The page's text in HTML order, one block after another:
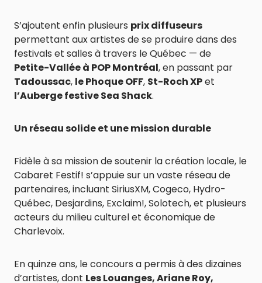
S’ajoutent enfin plusieurs prix diffuseurs
permettant aux artistes de se produire dans des
festivals et salles à travers le Québec — de
Petite-Vallée à POP Montréal, en passant par
Tadoussac, le Phoque OFF, St-Roch XPet
l’Auberge festive Sea Shack.
Un réseau solide et une mission durable
Fidèle à sa mission de soutenir la création locale, le
Cabaret Festif! s’appuie sur un vaste réseau de
partenaires, incluant SiriusXM, Cogeco, Hydro-
Québec, Desjardins, Exclaim!, Solotech, et plusieurs
acteurs du milieu culturel et économique de
Charlevoix.
En quinze ans, le concours a permis à des dizaines
d’artistes, dont Les Louanges, Ariane Roy,